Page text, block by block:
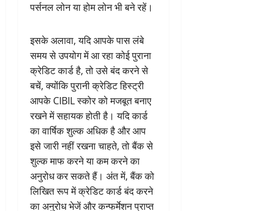
पर्सनल लोन या होम लोन भी बने रहें।
इसके अलावा, यदि आपके पास लंबे
समय से उपयोग में आ रहा कोई पुराना
क्रेडिट कार्ड है, तो उसे बंद करने से
बचें, क्योंकि पुरानी क्रेडिट हिस्ट्री
आपके CIBIL स्कोर को मजबूत बनाए
रखने में सहायक होती है। यदि कार्ड
का वार्षिक शुल्क अधिक है और आप
इसे जारी नहीं रखना चाहते, तो बैंक से
शुल्क माफ करने या कम करने का
अनुरोध कर सकते हैं। अंत में, बैंक को
लिखित रूप में क्रेडिट कार्ड बंद करने
का अनुरोध भेजें और कन्फर्मेशन प्राप्त